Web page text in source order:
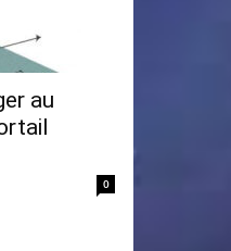
au
0